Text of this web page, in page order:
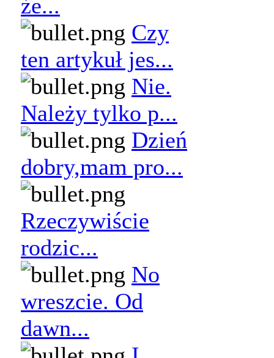
że...
Czy
ten artykuł jes...
Nie.
Należy tylko p...
Dzień
dobry,mam pro...
Rzeczywiście
rodzic...
No
wreszcie. Od
dawn...